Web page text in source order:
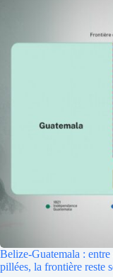
Belize-Guatemala :
pillées, la frontière reste